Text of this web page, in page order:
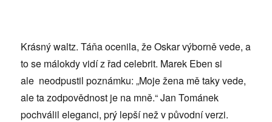
Krásný waltz. Táňa ocenila, že Oskar výborně vede, a
to se málokdy vidí z řad celebrit. Marek Eben si
ale neodpustil poznámku: „Moje žena mě taky vede,
ale ta zodpovědnost je na mně.“ Jan Tománek
pochválil eleganci, prý lepší než v původní verzi.